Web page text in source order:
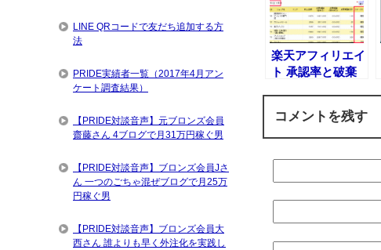
楽天アフィリエイ
ト 承認率と破棄
コメントを残す
LINE QRコードで友だち追加する方
法
PRIDE実績者一覧（2017年4月アン
ケート調査結果）
【PRIDE対談音声】元ブロンズ会員
齋藤さん 4ブログで月31万円稼ぐ男
【PRIDE対談音声】ブロンズ会員Jさ
ん 一つのごちゃ混ぜブログで月25万
円稼ぐ男
【PRIDE対談音声】ブロンズ会員大
西さん 誰よりも早く外注化を実践し